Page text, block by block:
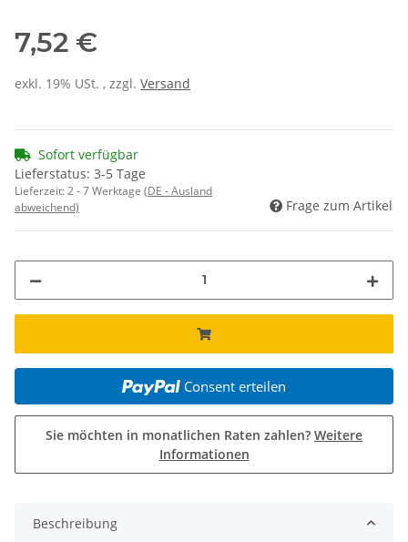
7,52 €
exkl. 19% USt. , zzgl. Versand
Sofort verfügbar
Lieferstatus: 3-5 Tage
Lieferzeit:2 - 7 Werktage (DE - Ausland
abweichend)
Frage zum Artikel
Consent erteilen
Sie möchten in monatlichen Raten zahlen? Weitere
Informationen
Beschreibung